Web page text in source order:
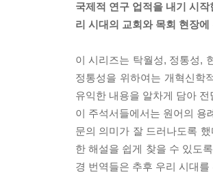
국제적 연구 업적을 내기 시
리 시대의 교회와 목회 현장
이 시리즈는 탁월성, 정통성,
정통성을 위하여는 개혁신학
유익한 내용을 알차게 담아 전
이 주석서들에서는 원어의 용
문의 의미가 잘 드러나도록
한 해설을 쉽게 찾을 수 있도
경 번역들은 추후 우리 시대